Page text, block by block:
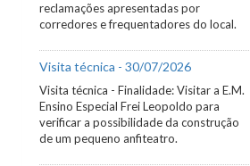
reclamações apresentadas por
corredores e frequentadores do local.
Visita técnica - 30/07/2026
Visita técnica - Finalidade: Visitar a E.M.
Ensino Especial Frei Leopoldo para
verificar a possibilidade da construção
de um pequeno anfiteatro.